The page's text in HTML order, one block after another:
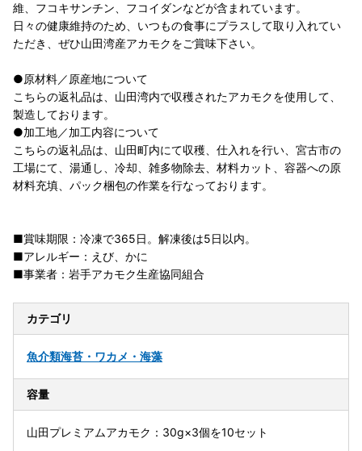
維、フコキサンチン、フコイダンなどが含まれています。
日々の健康維持のため、いつもの食事にプラスして取り入れてい
ただき、ぜひ山田湾産アカモクをご賞味下さい。
●原材料／原産地について
こちらの返礼品は、山田湾内で収穫されたアカモクを使用して、
製造しております。
●加工地／加工内容について
こちらの返礼品は、山田町内にて収穫、仕入れを行い、宮古市の
工場にて、湯通し、冷却、雑多物除去、材料カット、容器への原
材料充填、パック梱包の作業を行なっております。
■賞味期限：冷凍で365日。解凍後は5日以内。
■アレルギー：えび、かに
■事業者：岩手アカモク生産協同組合
カテゴリ
魚介類海苔・ワカメ・海藻
容量
山田プレミアムアカモク：30g×3個を10セット